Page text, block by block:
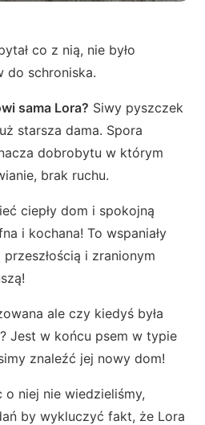
co z nią, nie było
do schroniska.
sama Lora? Siwy pyszczek
starsza dama. Spora
dobrobytu w którym
brak ruchu.
ciepły dom i spokojną
i kochana! To wspaniały
i zranionym
ale czy kiedyś była
Jest w końcu psem w typie
znaleźć jej nowy dom!
o niej nie wiedzieliśmy,
by wykluczyć fakt, że Lora